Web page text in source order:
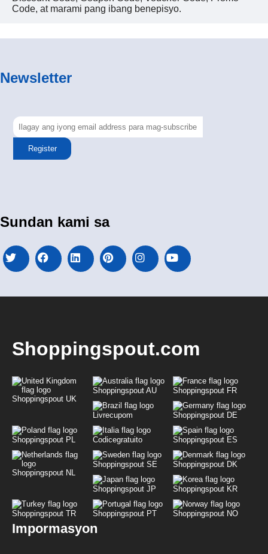
Code, at marami pang ibang benepisyo.
Newsletter
Register
Sundan kami sa
Shoppingspout.com
Shoppingspout UK
Shoppingspout AU Shoppingspout FR
Livrecupom Shoppingspout DE
Shoppingspout PL Codicegratuito Shoppingspout ES
Shoppingspout NL
Shoppingspout SE Shoppingspout DK
Shoppingspout JP Shoppingspout KR
Shoppingspout TR Shoppingspout PT Shoppingspout NO
Impormasyon